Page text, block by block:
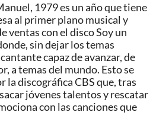
1979 es un año que tiene
al primer plano musical y
ventas con el disco Soy un
sin dejar los temas
capaz de avanzar, de
a temas del mundo. Esto se
la discográfica CBS que, tras
jóvenes talentos y rescatar
con las canciones que